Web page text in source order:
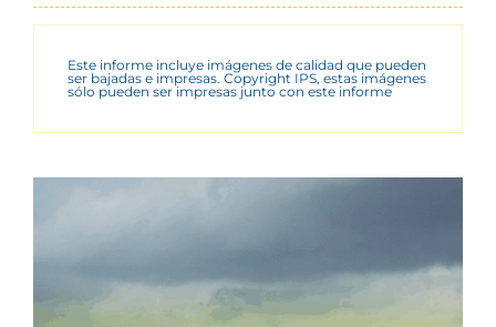
Este informe incluye imágenes de calidad que pueden
ser bajadas e impresas. Copyright IPS, estas imágenes
sólo pueden ser impresas junto con este informe